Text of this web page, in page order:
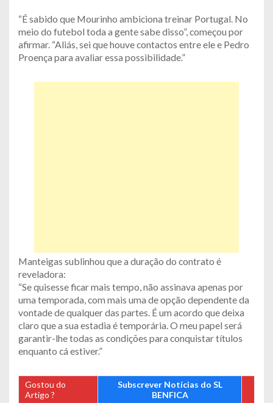
“É sabido que Mourinho ambiciona treinar Portugal. No
meio do futebol toda a gente sabe disso”, começou por
afirmar. “Aliás, sei que houve contactos entre ele e Pedro
Proença para avaliar essa possibilidade.”
Manteigas sublinhou que a duração do contrato é
reveladora:
“Se quisesse ficar mais tempo, não assinava apenas por
uma temporada, com mais uma de opção dependente da
vontade de qualquer das partes. É um acordo que deixa
claro que a sua estadia é temporária. O meu papel será
garantir-lhe todas as condições para conquistar títulos
enquanto cá estiver.”
Gostou do
Artigo ?
Subscrever Notícias do SL
BENFICA